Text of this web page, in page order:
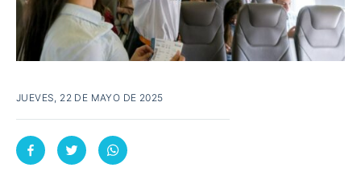
JUEVES, 22 DE MAYO DE 2025